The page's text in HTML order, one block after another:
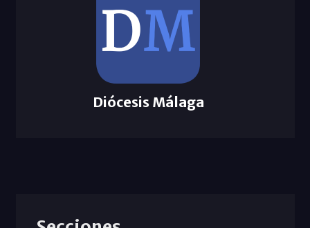
Diócesis Málaga